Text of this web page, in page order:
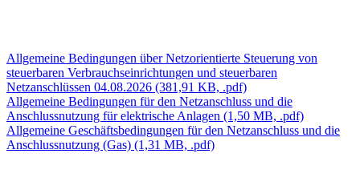
Allgemeine Bedingungen über Netzorientierte Steuerung von
steuerbaren Verbrauchseinrichtungen und steuerbaren
Netzanschlüssen 04.08.2026 (381,91 KB, .pdf)
Allgemeine Bedingungen für den Netzanschluss und die
Anschlussnutzung für elektrische Anlagen (1,50 MB, .pdf)
Allgemeine Geschäftsbedingungen für den Netzanschluss und die
Anschlussnutzung (Gas) (1,31 MB, .pdf)